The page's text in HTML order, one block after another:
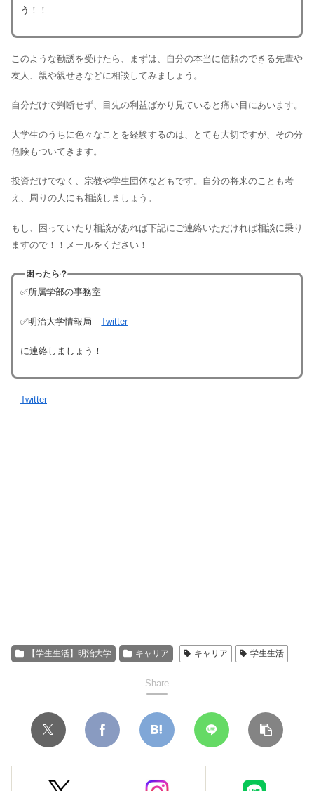
う！！
このような勧誘を受けたら、まずは、自分の本当に信頼のできる先輩や
友人、親や親せきなどに相談してみましょう。
自分だけで判断せず、目先の利益ばかり見ていると痛い目にあいます。
大学生のうちに色々なことを経験するのは、とても大切ですが、その分
危険もついてきます。
投資だけでなく、宗教や学生団体などもです。自分の将来のことも考
え、周りの人にも相談しましょう。
もし、困っていたり相談があれば下記にご連絡いただければ相談に乗り
ますので！！メールをください！
困ったら？
✅所属学部の事務室
✅明治大学情報局Twitter
に連絡しましょう！
Twitter
【学生生活】明治大学 キャリア キャリア 学生生活
Share